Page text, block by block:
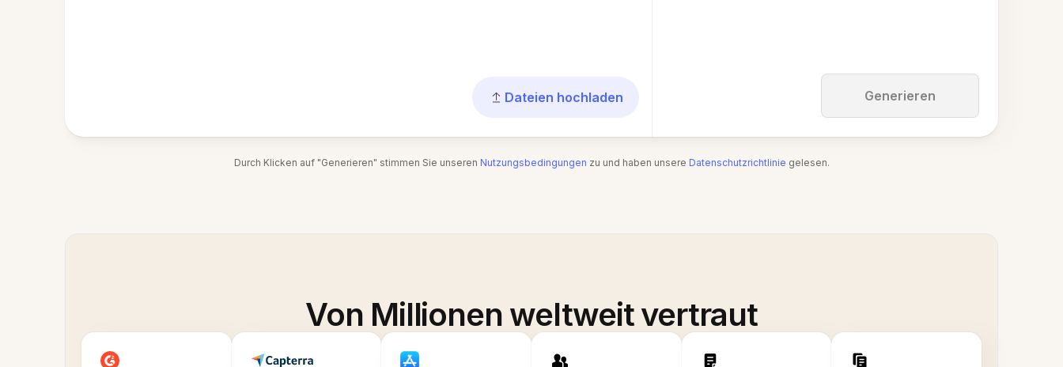
Dateien hochladen Generieren
Durch Klicken auf "Generieren" stimmen Sie unseren Nutzungsbedingungen zu und haben unsere Datenschutzrichtlinie gelesen.
Von Millionen weltweit vertraut